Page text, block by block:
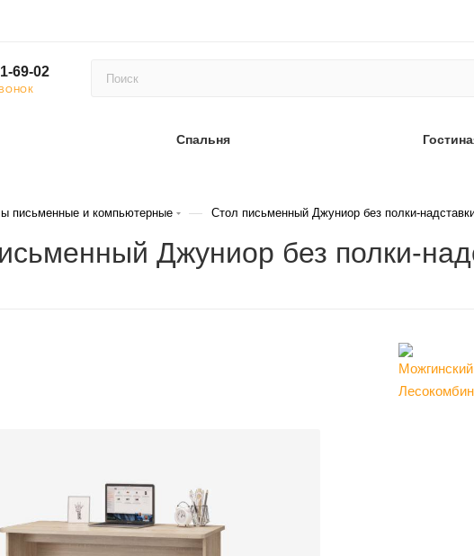
69-02
Спальня
письменные и компьютерные — Стол письменный Джуниор без полки-
Джуниор без полки-